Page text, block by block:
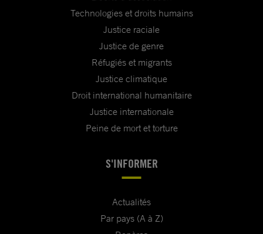
Technologies et droits humains
Justice raciale
Justice de genre
Réfugiés et migrants
Justice climatique
Droit international humanitaire
Justice internationale
Peine de mort et torture
S'INFORMER
Actualités
Par pays (A à Z)